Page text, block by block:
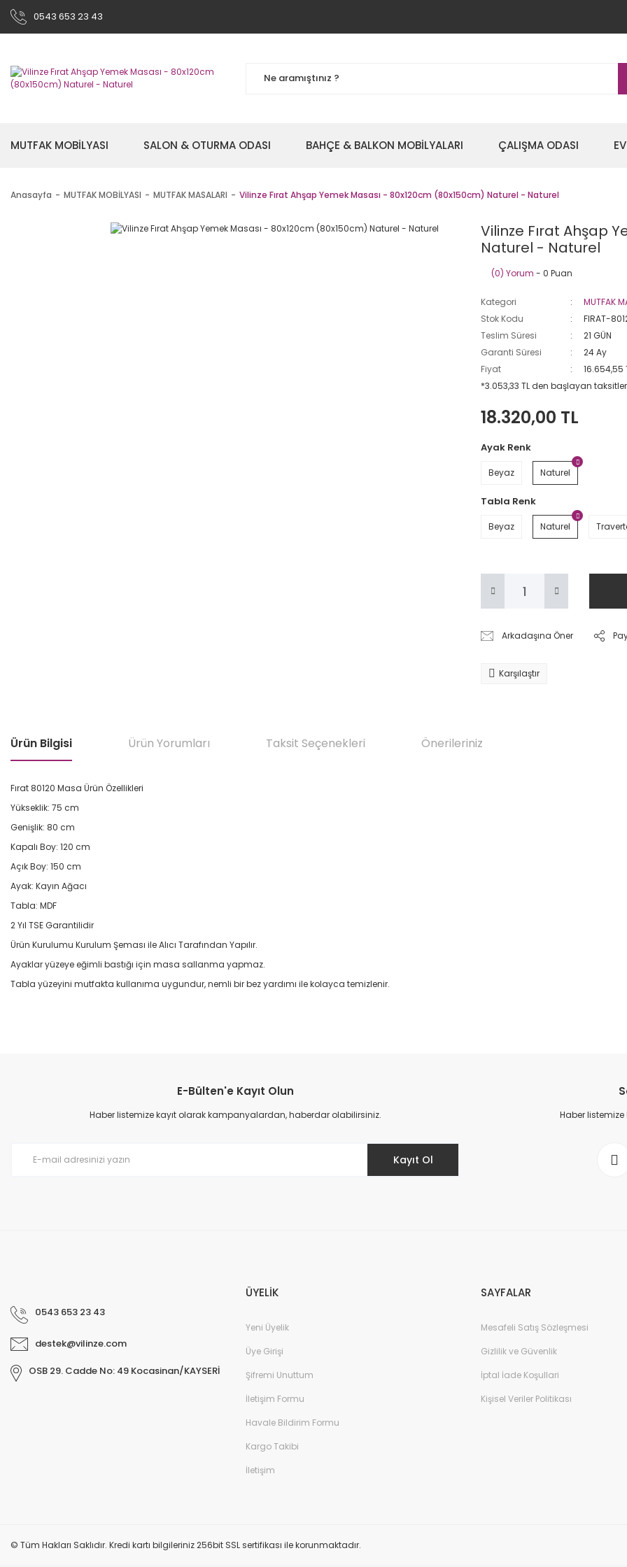
0543 653 23 43
MUTFAK MOBİLYASI SALON & OTURMA ODASI BAHÇE & BALKON MOBİLYALARI ÇALIŞMA ODASI
Anasayfa MUTFAK MOBİLYASI MUTFAK MASALARI Vilinze Fırat Ahşap Yemek Masası - 80x120cm (80x150cm) Naturel - Naturel
Vilinze Fırat Ahşap
Naturel - Naturel
(0) Yorum - 0 Puan
Kategori
MUTFAK
Stok Kodu
FIRAT-
Teslim Süresi
21 GÜN
Garanti Süresi
24 Ay
Fiyat
16.654,55
*3.053,33 TL den başlayan
18.320,00 TL
Ayak Renk
Beyaz Naturel
Tabla Renk
Beyaz Naturel
Arkadaşına Öner
Karşılaştır
Ürün Bilgisi Ürün Yorumları Taksit Seçenekleri Önerileriniz
Fırat 80120 Masa Ürün Özellikleri
Yükseklik: 75 cm
Genişlik: 80 cm
Kapalı Boy: 120 cm
Açık Boy: 150 cm
Ayak: Kayın Ağacı
Tabla: MDF
2 Yıl TSE Garantilidir
Ürün Kurulumu Kurulum Şeması ile Alıcı Tarafından Yapılır.
Ayaklar yüzeye eğimli bastığı için masa sallanma yapmaz.
Tabla yüzeyini mutfakta kullanıma uygundur, nemli bir bez yardımı ile kolayca temizlenir.
Ürün resmi kalitesiz, bozuk veya görüntülenemiyor.
Ürün açıklamasında eksik bilgiler bulunuyor.
E-Bülten'e Kayıt Olun
Haber listemize kayıt olarak kampanyalardan, haberdar olabilirsiniz.
Kayıt Ol
Haber
0543 653 23 43
destek@vilinze.com
OSB 29. Cadde No: 49 Kocasinan/KAYSERİ
ÜYELİK
Yeni Üyelik
Üye Girişi
Şifremi Unuttum
İletişim Formu
Havale Bildirim Formu
Kargo Takibi
İletişim
SAYFALAR
Mesafeli Satış Sözleşmesi
Gizlilik ve Güvenlik
İptal İade Koşullari
Kişisel Veriler Politikası
© Tüm Hakları Saklıdır. Kredi kartı bilgileriniz 256bit SSL sertifikası ile korunmaktadır.